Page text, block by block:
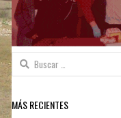
Buscar:
MÁS RECIENTES